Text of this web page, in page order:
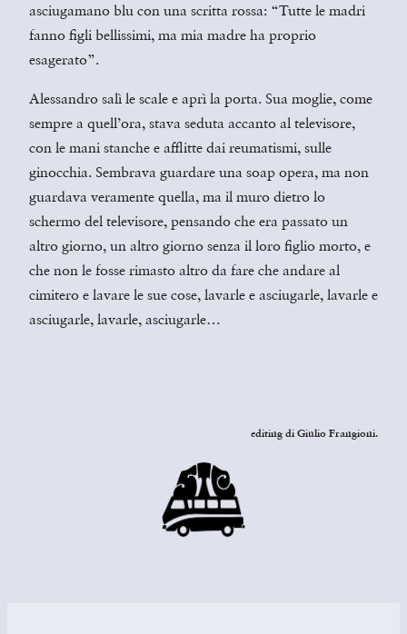
asciugamano blu con una scritta rossa: “Tutte le madri
fanno figli bellissimi, ma mia madre ha proprio
esagerato”.
Alessandro salì le scale e aprì la porta. Sua moglie, come
sempre a quell’ora, stava seduta accanto al televisore,
con le mani stanche e afflitte dai reumatismi, sulle
ginocchia. Sembrava guardare una soap opera, ma non
guardava veramente quella, ma il muro dietro lo
schermo del televisore, pensando che era passato un
altro giorno, un altro giorno senza il loro figlio morto, e
che non le fosse rimasto altro da fare che andare al
cimitero e lavare le sue cose, lavarle e asciugarle, lavarle e
asciugarle, lavarle, asciugarle…
editing di Giulio Frangioni.